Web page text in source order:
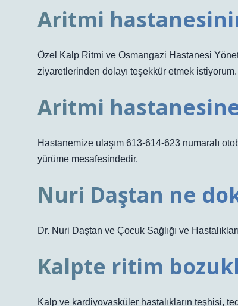
Aritmi
Özel Kalp Ritmi ve Osmangazi Hastanesi
ziyaretlerinden dolayı teşekkür etmek istiyorum.
Aritmi
Hastanemize ulaşım 613-614-623 numaralı
yürüme mesafesindedir.
Nuri Daştan ne
Dr. Nuri Daştan ve Çocuk Sağlığı ve
Kalpte ritim
Kalp ve kardiyovasküler hastalıkların teşhisi,